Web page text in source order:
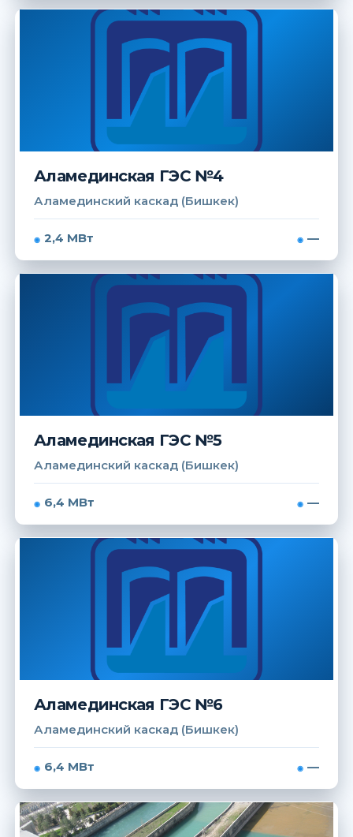
Аламединская ГЭС №4
Аламединский каскад (Бишкек)
2,4 МВт —
Аламединская ГЭС №5
Аламединский каскад (Бишкек)
6,4 МВт —
Аламединская ГЭС №6
Аламединский каскад (Бишкек)
6,4 МВт —